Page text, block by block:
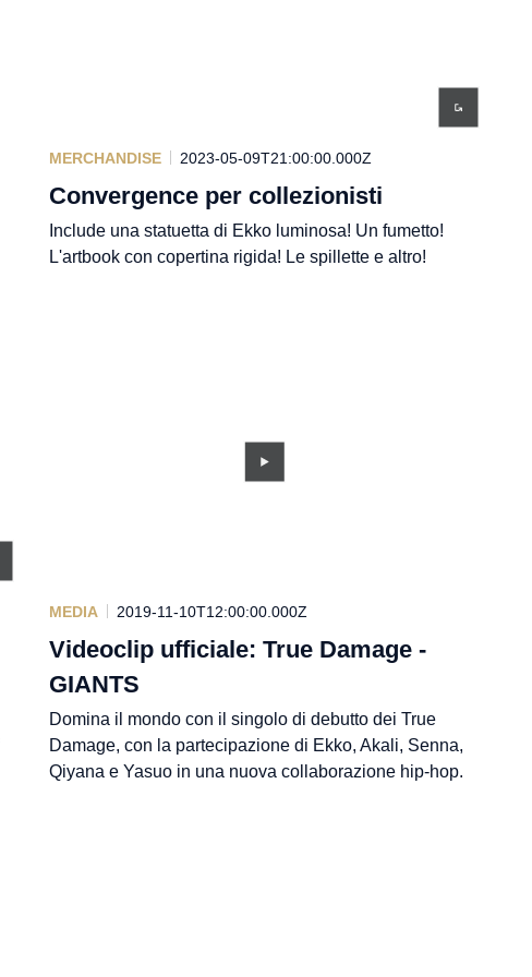
MERCHANDISE 2023-05-09T21:00:00.000Z
Convergence per collezionisti
Include una statuetta di Ekko luminosa! Un fumetto!
L'artbook con copertina rigida! Le spillette e altro!
MEDIA 2019-11-10T12:00:00.000Z
Videoclip ufficiale: True Damage -
GIANTS
Domina il mondo con il singolo di debutto dei True
Damage, con la partecipazione di Ekko, Akali, Senna,
Qiyana e Yasuo in una nuova collaborazione hip-hop.